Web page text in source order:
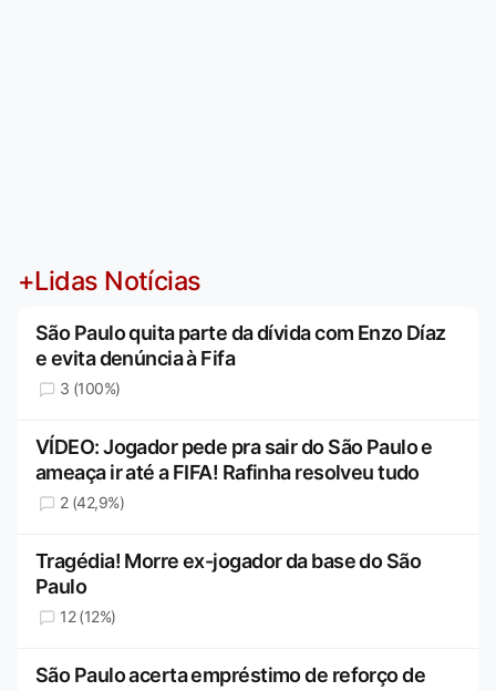
+Lidas Notícias
São Paulo quita parte da dívida com Enzo Díaz
e evita denúncia à Fifa
3 (100%)
VÍDEO: Jogador pede pra sair do São Paulo e
ameaça ir até a FIFA! Rafinha resolveu tudo
2 (42,9%)
Tragédia! Morre ex-jogador da base do São
Paulo
12 (12%)
São Paulo acerta empréstimo de reforço de